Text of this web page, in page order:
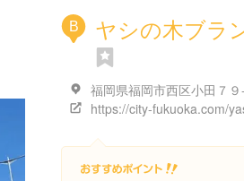
B ヤシの木ブラ
福岡県福岡市西区小田７